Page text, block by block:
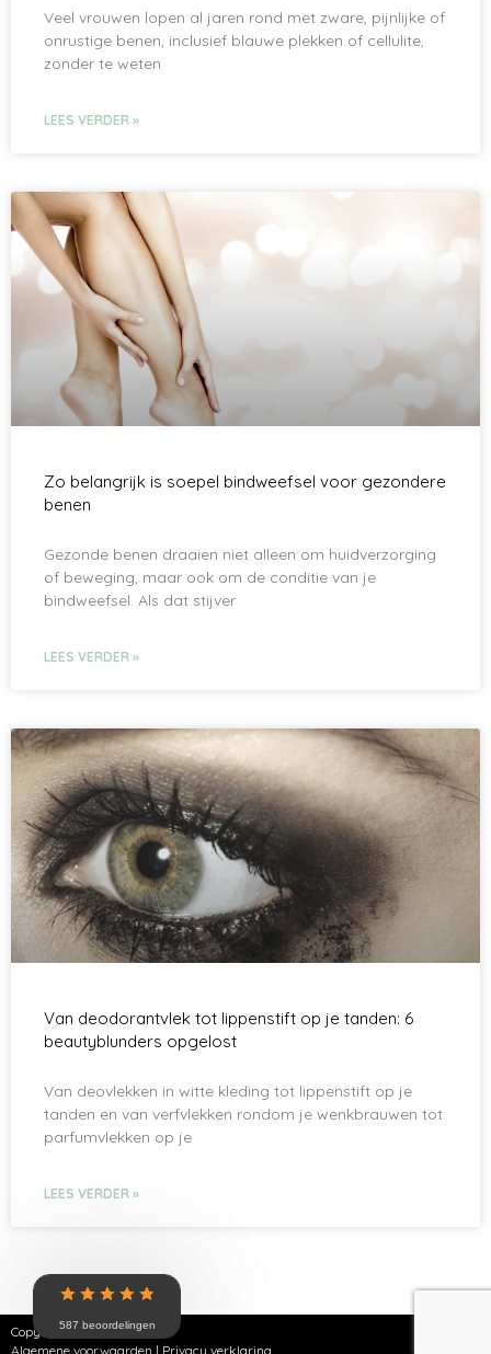
Veel vrouwen lopen al jaren rond met zware, pijnlijke of
onrustige benen, inclusief blauwe plekken of cellulite,
zonder te weten
LEES VERDER »
Zo belangrijk is soepel bindweefsel voor gezondere
benen
Gezonde benen draaien niet alleen om huidverzorging
of beweging, maar ook om de conditie van je
bindweefsel. Als dat stijver
LEES VERDER »
Van deodorantvlek tot lippenstift op je tanden: 6
beautyblunders opgelost
Van deovlekken in witte kleding tot lippenstift op je
tanden en van verfvlekken rondom je wenkbrauwen tot
parfumvlekken op je
LEES VERDER »
Copyright © 2026 | SKNZ
Algemene voorwaarden | Privacy verklaring
587 beoordelingen